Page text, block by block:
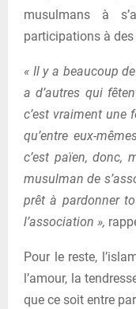
musulmans à
participations à des
« Il y a beaucoup
a d’autres qui
c’est vraiment une
qu’entre eux-
c’est païen, donc,
musulman de
prêt à pardonner
l’association »,
Pour le reste,
l’amour, la
que ce soit entre